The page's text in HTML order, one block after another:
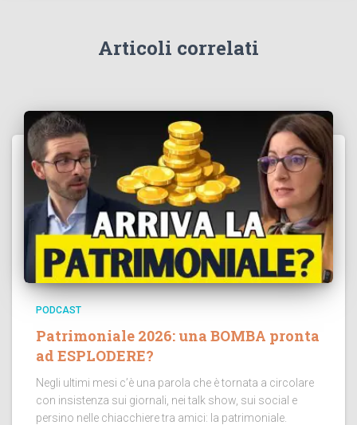
Articoli correlati
PODCAST
Patrimoniale 2026: una BOMBA pronta
ad ESPLODERE?
Negli ultimi mesi c’è una parola che è tornata a circolare
con insistenza sui giornali, nei talk show, sui social e
persino nelle chiacchiere tra amici: la patrimoniale.